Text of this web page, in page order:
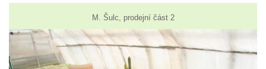
M. Šulc, prodejní část 2